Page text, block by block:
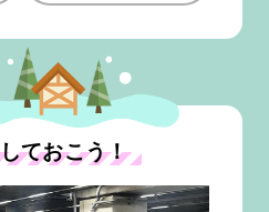
ておこう！